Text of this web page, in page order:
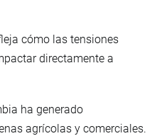
cómo las tensiones
directamente a
ha generado
agrícolas y comerciales.